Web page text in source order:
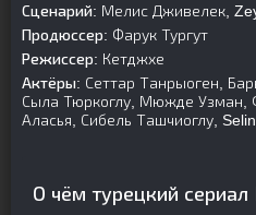
Сценарий: Мелис Дживелек,
Продюссер: Фарук Тургут
Режиссер: Кетджхе
Актёры: Сеттар Танрыоген,
Сыла Тюркоглу, Мюжде Узман,
Аласья, Сибель Ташчиоглу,
О чём турецкий